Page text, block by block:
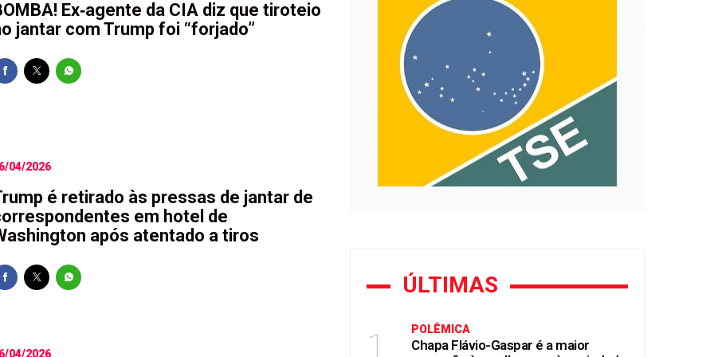
do ex', elimina o Fluminense na Copa do Brasil e aumenta pressão em Zubeldía
a maior agressão às mulheres e à sociedade
olhar sobre crimes de violência doméstica
ex-deputado Ismar Marques: críticas a Rafael Fonteles é "oportunismo eleitoral"
Ex‑agente da CIA diz que tiroteio
jantar com Trump foi “forjado”
04/2026
é retirado às pressas de jantar de
em hotel de
após atentado a tiros
04/2026
ÚLTIMAS
1 POLÊMICA
Chapa Flávio-Gaspar é a maior